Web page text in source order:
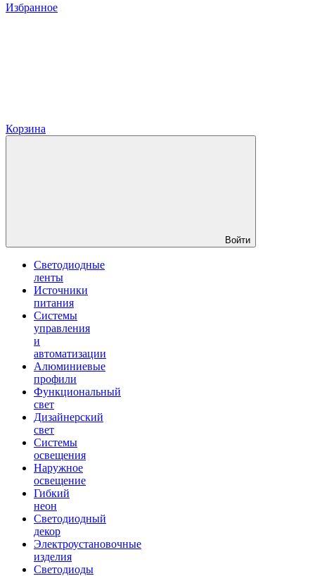
Избранное
Корзина
Войти
Светодиодные
ленты
Источники
питания
Системы
управления
и
автоматизации
Алюминиевые
профили
Функциональный
свет
Дизайнерский
свет
Системы
освещения
Наружное
освещение
Гибкий
неон
Светодиодный
декор
Электроустановочные
изделия
Светодиоды